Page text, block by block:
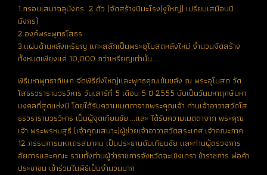
1.กรอบเสมาฉลุมังกร 2 ตัว (จัดสร้างปีมะโรง(งูใหญ่) เปรียบเสมือนปี
มังกร)
2.องค์พระพุทธโสธร
3.แผ่นด้านหลังเหรียญ แกะสลักเป็นพระอุโบสถหลังใหม่ จำนวนจัดสร้าง
ทั้งหมดเพียงแค่ 10,000 กว่าเหรียญเท่านั้น....
พิธีมหาพุทธาภิเษก จัดพิธียิ่งใหญ่และพุทธคุณเข้มขลัง ณ พระอุโบสถ วัด
โสธรวรารามวรวิหาร วันเสาร์ที่ 5 เดือน 5 ปี 2555 นับเป็นวันมหาฤกษ์มหา
มงคลที่สุดแห่งปี โดยได้รับความเมตตาจากพระคุณเจ้า ท่านเจ้าอาวาสวัดโส
ธรวรารามวรวิหาร เป็นผู้จุดเทียนชัย....และ ได้รับความเมตตาจาก พระคุณ
เจ้า พระพรหมสุธี (เจ้าคุณเสนาะ)ผู้ช่วยเจ้าอาวาสวัดสระเกศ เจ้าคณะภาค
12 กรรมการมหาเถรสมาคม เป็นประธานดับเทียนชัย และท่านผู้ตรวจการ
อัยการและคณะ รวมทั้งท่านผู้ว่าราชการจังหวัดฉะเชิงเทรา ข้าราชการ พ่อค้า
ประชาชน เข้าร่วมในพิธีเป็นจำนวนมาก